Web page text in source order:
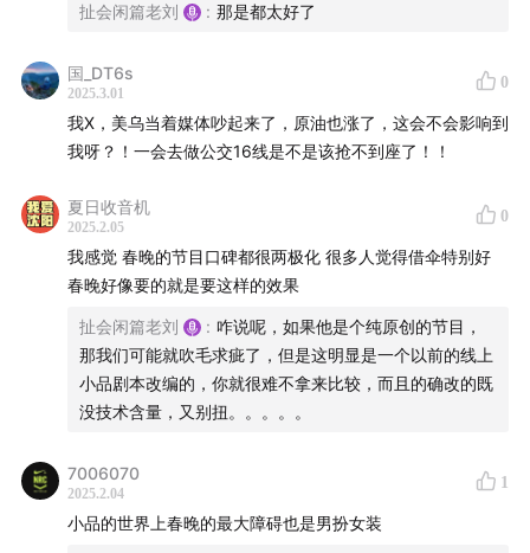
扯会闲篇老刘 : 那是都太好了
国_DT6s
2025.3.01
0
我X，美乌当着媒体吵起来了，原油也涨了，这会不会影响到
我呀？！一会去做公交16线是不是该抢不到座了！！
夏日收音机
2025.2.05
0
我感觉 春晚的节目口碑都很两极化 很多人觉得借伞特别好
春晚好像要的就是要这样的效果
扯会闲篇老刘 : 咋说呢，如果他是个纯原创的节目，
那我们可能就吹毛求疵了，但是这明显是一个以前的线上
小品剧本改编的，你就很难不拿来比较，而且的确改的既
没技术含量，又别扭。。。。。
7006070
2025.2.04
1
小品的世界上春晚的最大障碍也是男扮女装